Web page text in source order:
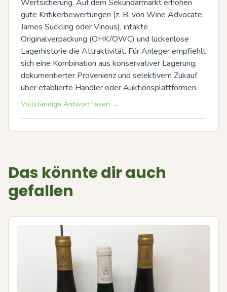
Wertsicherung. Auf dem Sekundärmarkt erhöhen
gute Kritikerbewertungen (z. B. von Wine Advocate,
James Suckling oder Vinous), intakte
Originalverpackung (OHK/OWC) und lückenlose
Lagerhistorie die Attraktivität. Für Anleger empfiehlt
sich eine Kombination aus konservativer Lagerung,
dokumentierter Provenienz und selektivem Zukauf
über etablierte Händler oder Auktionsplattformen.
Vollständige Antwort lesen →
Das könnte dir auch
gefallen